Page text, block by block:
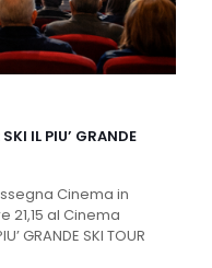
IL PIU’ GRANDE
Cinema in
al Cinema
GRANDE SKI TOUR